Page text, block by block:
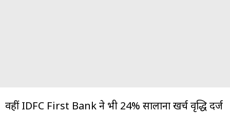
वहीं IDFC First Bank ने भी 24% सालाना खर्च वृद्धि दर्ज